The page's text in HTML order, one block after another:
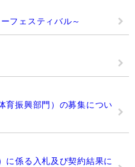
フェスティバル～
育振興部門）の募集につい
に係る入札及び契約結果に